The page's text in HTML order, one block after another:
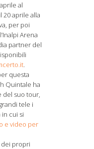
al
20 aprile alla
per poi
Arena
partner del
.
questa
Quintale ha
del suo tour,
tele i
cui si
e video per
propri